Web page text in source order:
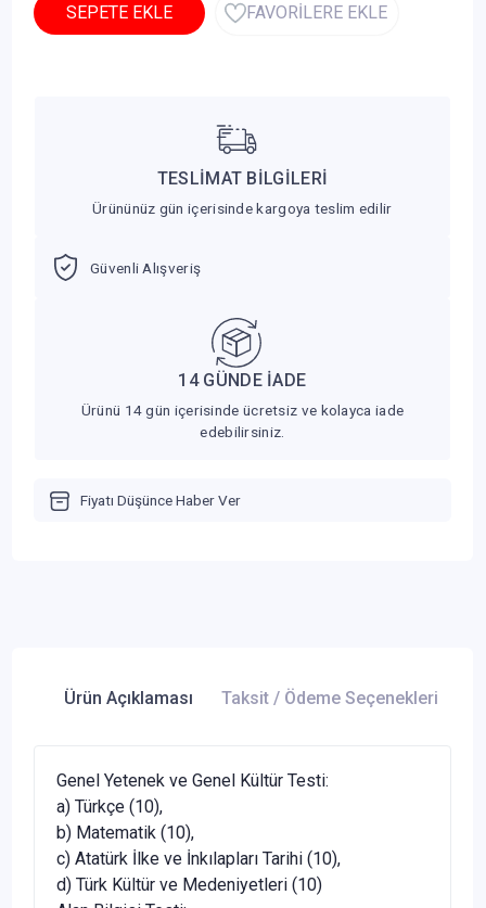
SEPETE EKLE FAVORİLERE EKLE
TESLİMAT BİLGİLERİ
Ürününüz gün içerisinde kargoya teslim edilir
Güvenli Alışveriş
14 GÜNDE İADE
Ürünü 14 gün içerisinde ücretsiz ve kolayca iade
edebilirsiniz.
Fiyatı Düşünce Haber Ver
Ürün Açıklaması Taksit / Ödeme Seçenekleri
Genel Yetenek ve Genel Kültür Testi:
a) Türkçe (10),
b) Matematik (10),
c) Atatürk İlke ve İnkılapları Tarihi (10),
d) Türk Kültür ve Medeniyetleri (10)